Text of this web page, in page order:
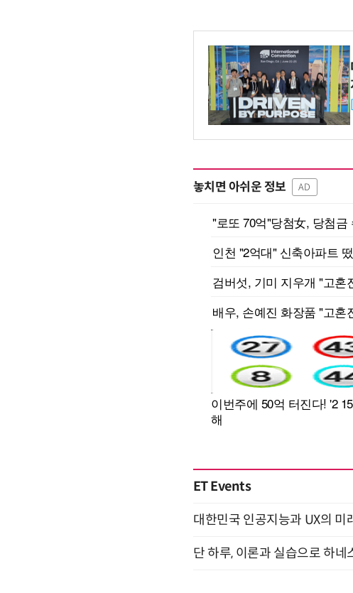
놓치면 아쉬운 정보 AD
ET Events
대한민국 인공지능과 UX의
단 하루, 이론과 실습으로 하